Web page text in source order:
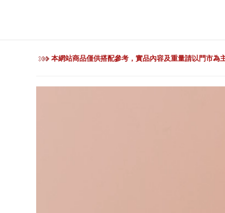
本網站商品僅供搭配參考，實品內容及重量請以門市為